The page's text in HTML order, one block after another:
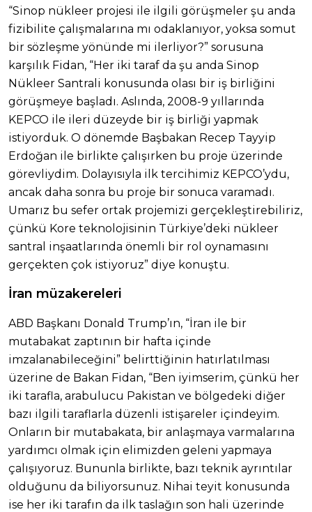
“Sinop nükleer projesi ile ilgili görüşmeler şu anda
fizibilite çalışmalarına mı odaklanıyor, yoksa somut
bir sözleşme yönünde mi ilerliyor?” sorusuna
karşılık Fidan, “Her iki taraf da şu anda Sinop
Nükleer Santrali konusunda olası bir iş birliğini
görüşmeye başladı. Aslında, 2008-9 yıllarında
KEPCO ile ileri düzeyde bir iş birliği yapmak
istiyorduk. O dönemde Başbakan Recep Tayyip
Erdoğan ile birlikte çalışırken bu proje üzerinde
görevliydim. Dolayısıyla ilk tercihimiz KEPCO’ydu,
ancak daha sonra bu proje bir sonuca varamadı.
Umarız bu sefer ortak projemizi gerçekleştirebiliriz,
çünkü Kore teknolojisinin Türkiye’deki nükleer
santral inşaatlarında önemli bir rol oynamasını
gerçekten çok istiyoruz” diye konuştu.
İran müzakereleri
ABD Başkanı Donald Trump’ın, “İran ile bir
mutabakat zaptının bir hafta içinde
imzalanabileceğini” belirttiğinin hatırlatılması
üzerine de Bakan Fidan, “Ben iyimserim, çünkü her
iki tarafla, arabulucu Pakistan ve bölgedeki diğer
bazı ilgili taraflarla düzenli istişareler içindeyim.
Onların bir mutabakata, bir anlaşmaya varmalarına
yardımcı olmak için elimizden geleni yapmaya
çalışıyoruz. Bununla birlikte, bazı teknik ayrıntılar
olduğunu da biliyorsunuz. Nihai teyit konusunda
ise her iki tarafın da ilk taslağın son hali üzerinde